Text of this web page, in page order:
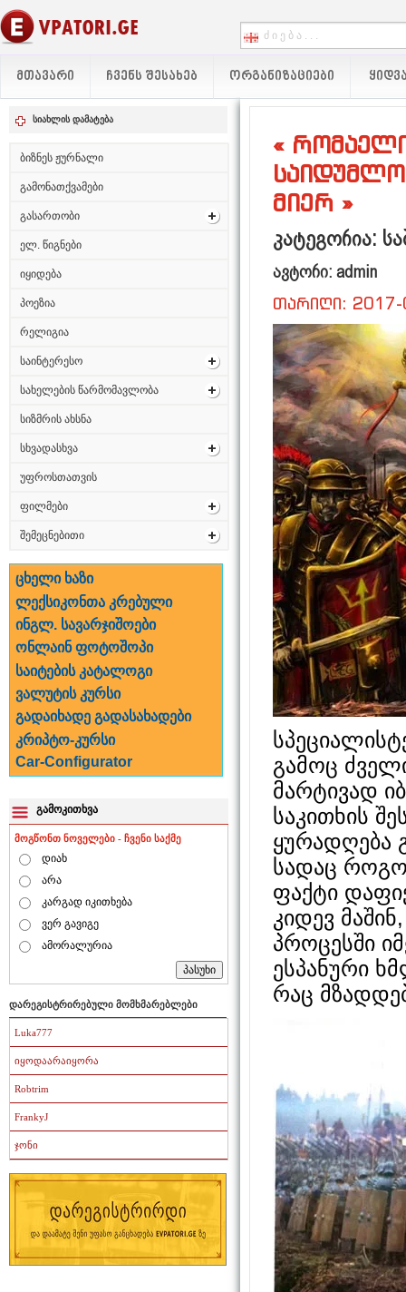
ᲛᲗᲐᲕᲐᲠᲘ ᲩᲕᲔᲜᲡ ᲨᲔᲡᲐᲮᲔᲑ ᲝᲠᲒᲐᲜᲘᲖᲐᲪᲘᲔᲑᲘ
სიახლის დამატება
ბიზნეს ჟურნალი
გამონათქვამები
გასართობი
ელ. წიგნები
იყიდება
პოეზია
რელიგია
საინტერესო
სახელების წარმომავლობა
სიზმრის ახსნა
სხვადასხვა
უფროსთათვის
ფილმები
შემეცნებითი
ცხელი ხაზი
ლექსიკონთა კრებული
ინგლ. სავარჯიშოები
ონლაინ ფოტოშოპი
საიტების კატალოგი
ვალუტის კურსი
გადაიხადე გადასახადები
კრიპტო-კურსი
Car-Configurator
გამოკითხვა
მოგწონთ ნოველები - ჩვენი საქმე
დიახ
არა
კარგად იკითხება
ვერ გავიგე
ამორალურია
დარეგისტრირებული მომხმარებლები
Luka777
იყოდაარაიყორა
Robtrim
FrankyJ
ჯონი
«
მიერ »
კატეგორია:
ავტორი: admin
თარიღი:
გამოც
მარტივად
საკითხის
ყურადღება
სადაც
ფაქტი
კიდევ
პროცესში
ესპანური
რაც